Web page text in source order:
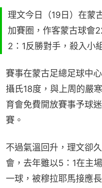
理文今日（19日）在蒙
加賽圈，作客蒙古球會
2：1反勝對手，殺入小
賽事在蒙古足總足球中
攝氏18度，與上周的嚴
育會免費開放賽事予球
賽。
不過氣溫回升，理文卻
會，去年雖以5：1在主
一球，被穆拉耶馬接應